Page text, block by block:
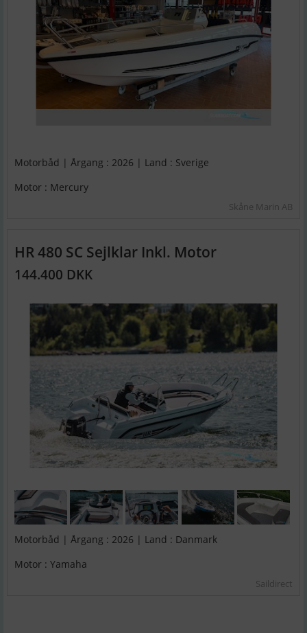
Motorbåd | Årgang : 2026 | Land : Sverige
Motor : Mercury
Skåne Marin AB
HR 480 SC Sejlklar Inkl. Motor
144.400 DKK
Motorbåd | Årgang : 2026 | Land : Danmark
Motor : Yamaha
Saildirect